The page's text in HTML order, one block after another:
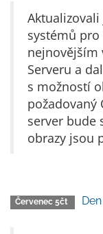
systémů pro
nejnovějším
Serveru a
s možností
požadovaný
server bude
obrazy jsou
Červenec 5čt